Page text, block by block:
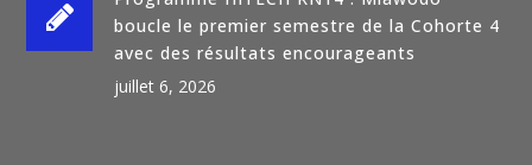
boucle le premier semestre de la Cohorte 4
avec des résultats encourageants
juillet 6, 2026